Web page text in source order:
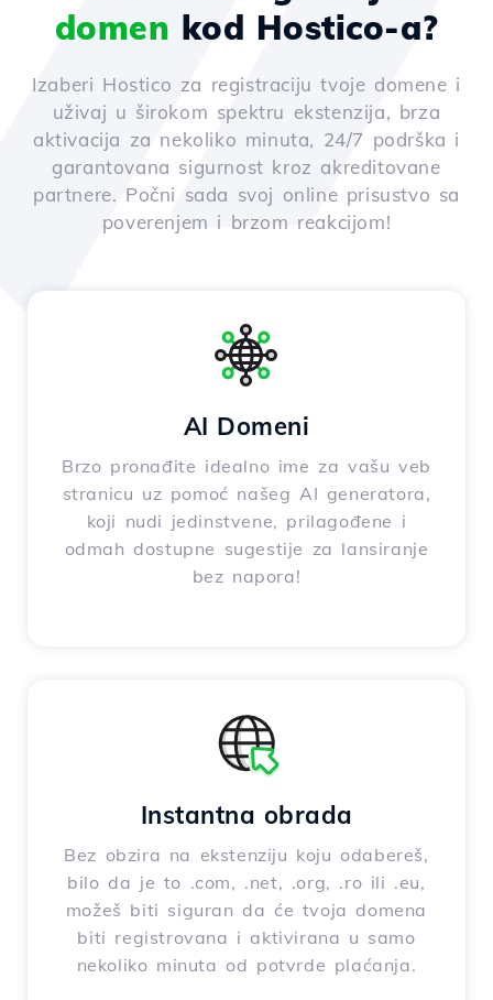
domen kod Hostico-a?
Izaberi Hostico za registraciju tvoje domene i
uživaj u širokom spektru ekstenzija, brza
aktivacija za nekoliko minuta, 24/7 podrška i
garantovana sigurnost kroz akreditovane
partnere. Počni sada svoj online prisustvo sa
poverenjem i brzom reakcijom!
AI Domeni
Brzo pronađite idealno ime za vašu veb
stranicu uz pomoć našeg AI generatora,
koji nudi jedinstvene, prilagođene i
odmah dostupne sugestije za lansiranje
bez napora!
Instantna obrada
Bez obzira na ekstenziju koju odabereš,
bilo da je to .com, .net, .org, .ro ili .eu,
možeš biti siguran da će tvoja domena
biti registrovana i aktivirana u samo
nekoliko minuta od potvrde plaćanja.